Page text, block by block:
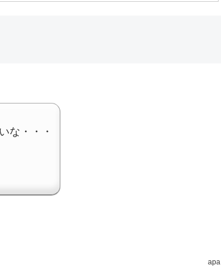
な・・・
apa